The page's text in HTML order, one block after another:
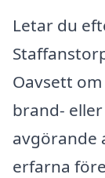
Letar du
Oavsett
brand-
avgörande
erfarna